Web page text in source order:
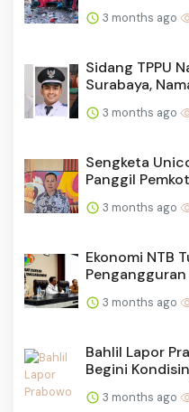
3 months ago
Sidang TPPU
Surabaya,
3 months ago
Sengketa
Panggil
3 months ago
Ekonomi NTB
3 months ago
Bahlil Lapor
Begini
3 months ago